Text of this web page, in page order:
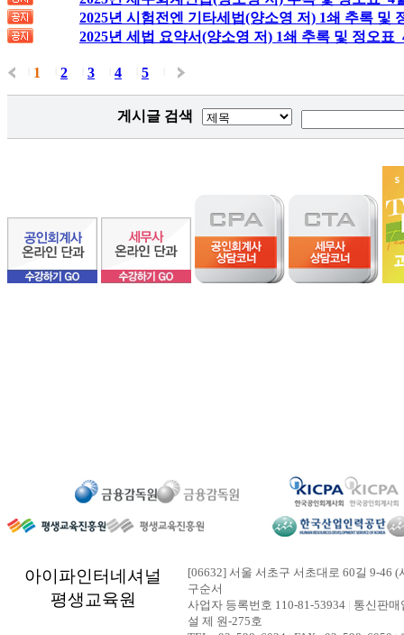
2025년 시험전엔 기타세법(양소영 저) 1쇄 추록 및
2025년 세법 요약서(양소영 저) 1쇄 추록 및 정오표
1 2 3 4 5
게시글 검색
아이파인터네셔널
평생교육원
[06632] 서울 서초구 서초대로 60길 9-46
구순서
사업자 등록번호 110-81-53934
통신판
설 제 원-275호